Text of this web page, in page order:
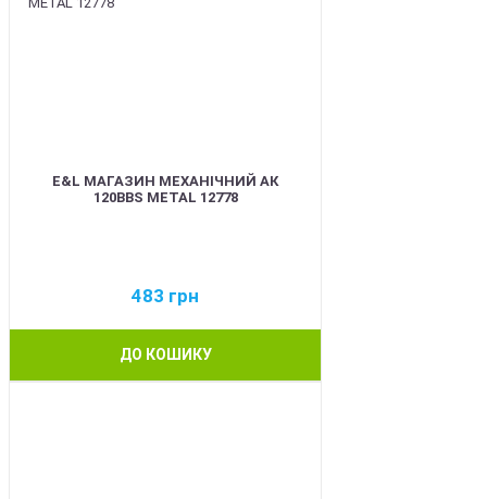
E&L МАГАЗИН МЕХАНІЧНИЙ АК
120BBS METAL 12778
483 грн
ДО КОШИКУ